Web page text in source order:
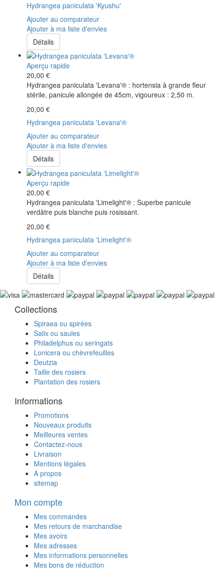
Hydrangea paniculata 'Kyushu'
Ajouter au comparateur
Ajouter à ma liste d'envies
Détails
Aperçu rapide
20,00 €
Hydrangea paniculata 'Levana'® : hortensia à grande fleur
stérile, panicule allongée de 45cm, vigoureux : 2,50 m.
20,00 €
Hydrangea paniculata 'Levana'®
Ajouter au comparateur
Ajouter à ma liste d'envies
Détails
Aperçu rapide
20,00 €
Hydrangea paniculata 'Limelight'® : Superbe panicule
verdâtre puis blanche puis rosissant.
20,00 €
Hydrangea paniculata 'Limelight'®
Ajouter au comparateur
Ajouter à ma liste d'envies
Détails
Collections
Spiraea ou spirées
Salix ou saules
Philadelphus ou seringats
Lonicera ou chèvrefeuilles
Deutzia
Taille des rosiers
Plantation des rosiers
Informations
Promotions
Nouveaux produits
Meilleures ventes
Contactez-nous
Livraison
Mentions légales
A propos
sitemap
Mon compte
Mes commandes
Mes retours de marchandise
Mes avoirs
Mes adresses
Mes informations personnelles
Mes bons de réduction